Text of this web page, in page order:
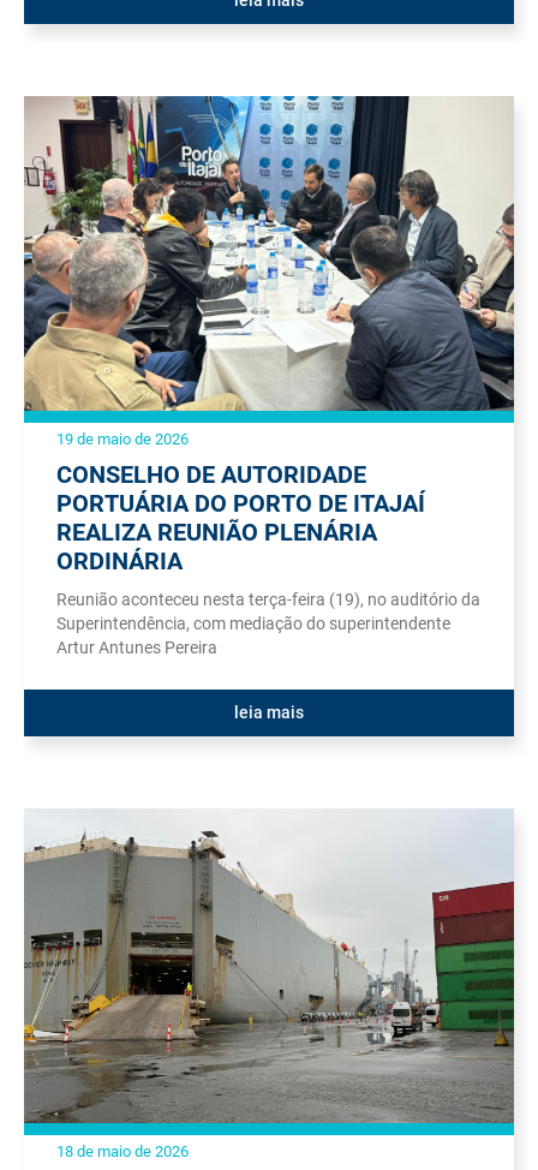
19 de maio de 2026
CONSELHO DE AUTORIDADE
PORTUÁRIA DO PORTO DE ITAJAÍ
REALIZA REUNIÃO PLENÁRIA
ORDINÁRIA
Reunião aconteceu nesta terça-feira (19), no auditório da
Superintendência, com mediação do superintendente
Artur Antunes Pereira
leia mais
18 de maio de 2026